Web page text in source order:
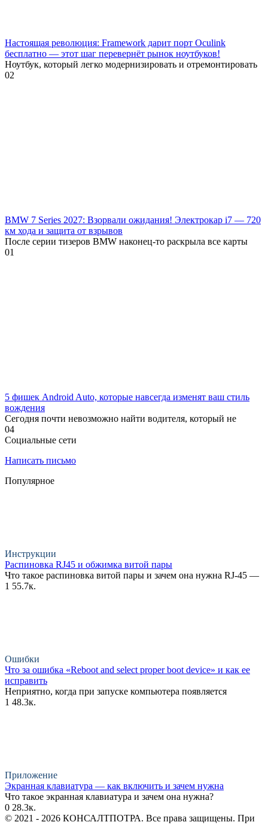
Настоящая революция: Framework дарит порт Oculink
бесплатно — этот шаг перевернёт рынок ноутбуков!
Ноутбук, который легко модернизировать и отремонтировать
02
BMW 7 Series 2027: Взорвали ожидания! Электрокар i7 — 720
км хода и защита от взрывов
После серии тизеров BMW наконец-то раскрыла все карты
01
5 фишек Android Auto, которые навсегда изменят ваш стиль
вождения
Сегодня почти невозможно найти водителя, который не
04
Социальные сети
Написать письмо
Популярное
Инструкции
Распиновка RJ45 и обжимка витой пары
Что такое распиновка витой пары и зачем она нужна RJ-45 —
1 55.7к.
Ошибки
Что за ошибка «Reboot and select proper boot device» и как ее
исправить
Неприятно, когда при запуске компьютера появляется
1 48.3к.
Приложение
Экранная клавиатура — как включить и зачем нужна
Что такое экранная клавиатура и зачем она нужна?
0 28.3к.
© 2021 - 2026 КОНСАЛТПОТРА. Все права защищены. При